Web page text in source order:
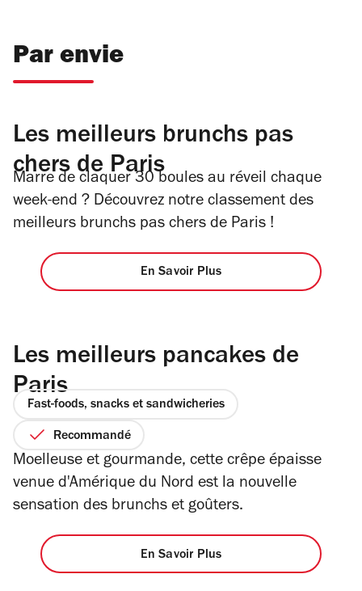
Par envie
Les meilleurs brunchs pas
chers de Paris
Marre de claquer 30 boules au réveil chaque
week-end ? Découvrez notre classement des
meilleurs brunchs pas chers de Paris !
En Savoir Plus
Les meilleurs pancakes de
Paris
Fast-foods, snacks et sandwicheries
Recommandé
Moelleuse et gourmande, cette crêpe épaisse
venue d'Amérique du Nord est la nouvelle
sensation des brunchs et goûters.
En Savoir Plus